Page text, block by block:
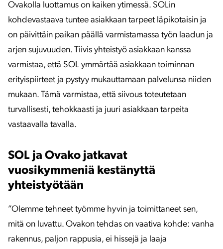
Ovakolla luottamus on kaiken ytimessä. SOLin
kohdevastaava tuntee asiakkaan tarpeet läpikotaisin ja
on päivittäin paikan päällä varmistamassa työn laadun ja
arjen sujuvuuden. Tiivis yhteistyö asiakkaan kanssa
varmistaa, että SOL ymmärtää asiakkaan toiminnan
erityispiirteet ja pystyy mukauttamaan palvelunsa niiden
mukaan. Tämä varmistaa, että siivous toteutetaan
turvallisesti, tehokkaasti ja juuri asiakkaan tarpeita
vastaavalla tavalla.
SOL ja Ovako jatkavat
vuosikymmeniä kestänyttä
yhteistyötään
”Olemme tehneet työmme hyvin ja toimittaneet sen,
mitä on luvattu. Ovakon tehdas on vaativa kohde: vanha
rakennus, paljon rappusia, ei hissejä ja laaja